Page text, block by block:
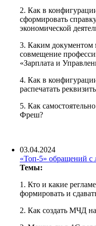
2. Как в
сформировать
экономической
3. Каким документом
совмещение
«Зарплата и
4. Как в
распечатать
5. Как
Фреш?
03.04.2024
«Топ-5» обращений с
Темы:
1. Кто и какие
формировать и
2. Как создать МЧД